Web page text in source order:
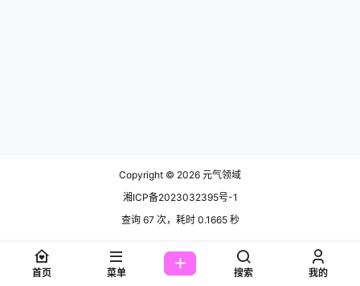
Copyright © 2026 元气领域
湘ICP备2023032395号-1
查询 67 次，耗时 0.1665 秒
首页 菜单 搜索 我的